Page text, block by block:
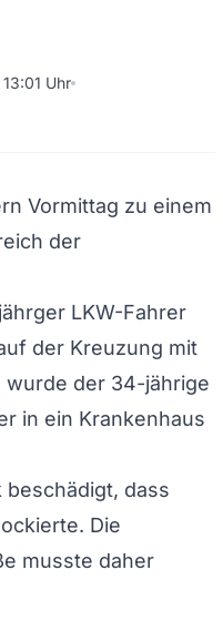
Uhr
Vormittag zu einem
der
LKW-Fahrer
der Kreuzung mit
wurde der 34-jährige
in ein Krankenhaus
beschädigt, dass
Die
musste daher